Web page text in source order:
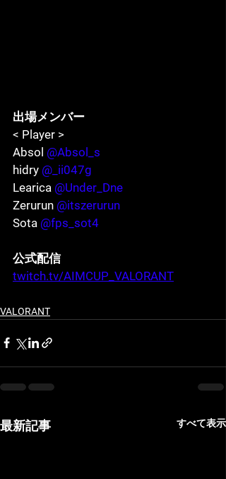
出場メンバー
< Player >
Absol @Absol_s
hidry @_ii047g
Learica @Under_Dne
Zerurun @itszerurun
Sota @fps_sot4
公式配信
twitch.tv/AIMCUP_VALORANT
VALORANT
最新記事 すべて表示